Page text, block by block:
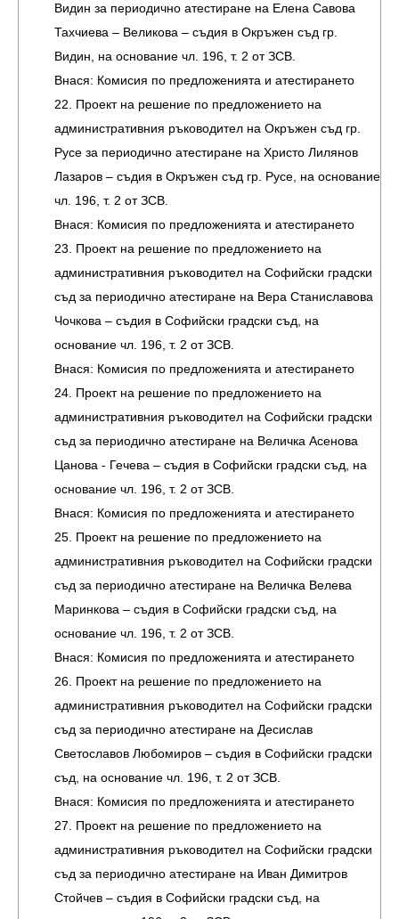
Видин за периодично атестиране на Елена Савова
Тахчиева – Великова – съдия в Окръжен съд гр.
Видин, на основание чл. 196, т. 2 от ЗСВ.
Внася: Комисия по предложенията и атестирането
22. Проект на решение по предложението на
административния ръководител на Окръжен съд гр.
Русе за периодично атестиране на Христо Лилянов
Лазаров – съдия в Окръжен съд гр. Русе, на основание
чл. 196, т. 2 от ЗСВ.
Внася: Комисия по предложенията и атестирането
23. Проект на решение по предложението на
административния ръководител на Софийски градски
съд за периодично атестиране на Вера Станиславова
Чочкова – съдия в Софийски градски съд, на
основание чл. 196, т. 2 от ЗСВ.
Внася: Комисия по предложенията и атестирането
24. Проект на решение по предложението на
административния ръководител на Софийски градски
съд за периодично атестиране на Величка Асенова
Цанова - Гечева – съдия в Софийски градски съд, на
основание чл. 196, т. 2 от ЗСВ.
Внася: Комисия по предложенията и атестирането
25. Проект на решение по предложението на
административния ръководител на Софийски градски
съд за периодично атестиране на Величка Велева
Маринкова – съдия в Софийски градски съд, на
основание чл. 196, т. 2 от ЗСВ.
Внася: Комисия по предложенията и атестирането
26. Проект на решение по предложението на
административния ръководител на Софийски градски
съд за периодично атестиране на Десислав
Светославов Любомиров – съдия в Софийски градски
съд, на основание чл. 196, т. 2 от ЗСВ.
Внася: Комисия по предложенията и атестирането
27. Проект на решение по предложението на
административния ръководител на Софийски градски
съд за периодично атестиране на Иван Димитров
Стойчев – съдия в Софийски градски съд, на